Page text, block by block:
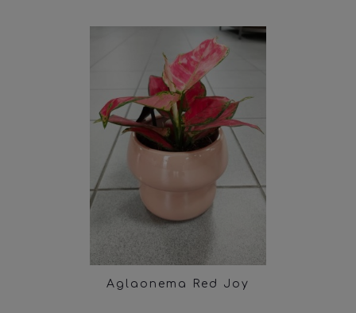
Aglaonema Red Joy